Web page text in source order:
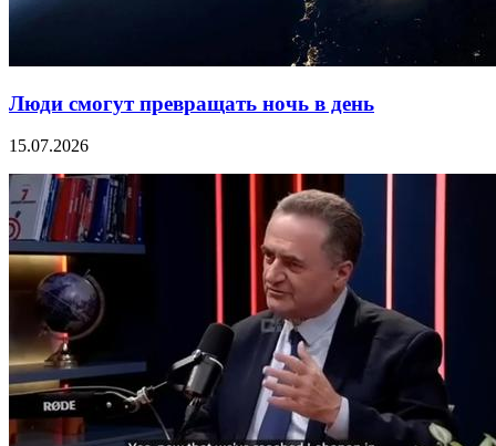
Люди смогут превращать ночь в день
15.07.2026